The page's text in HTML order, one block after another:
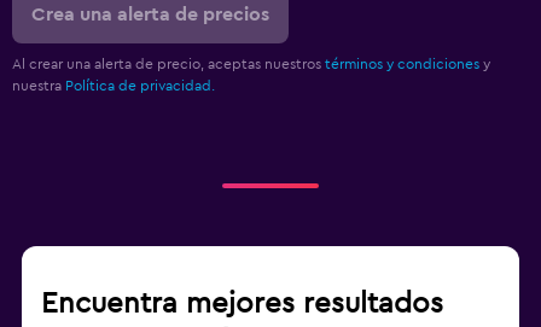
Crea una alerta de precios
Al crear una alerta de precio, aceptas nuestros términos y condiciones y
nuestra Política de privacidad.
Encuentra mejores resultados